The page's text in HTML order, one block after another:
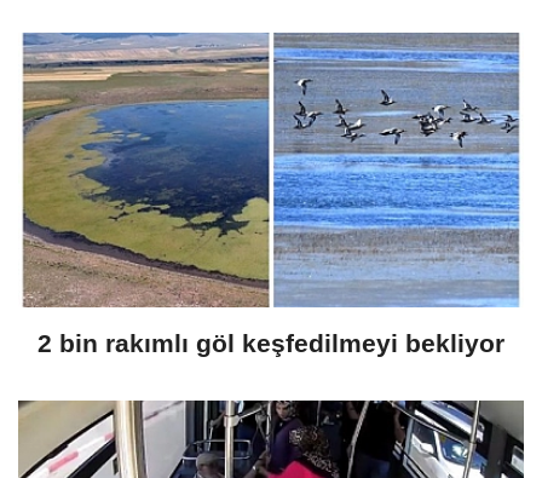
2 bin rakımlı göl keşfedilmeyi bekliyor